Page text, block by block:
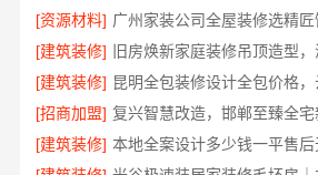
[资源材料]
[建筑装修]
[建筑装修]
[招商加盟]
[建筑装修]